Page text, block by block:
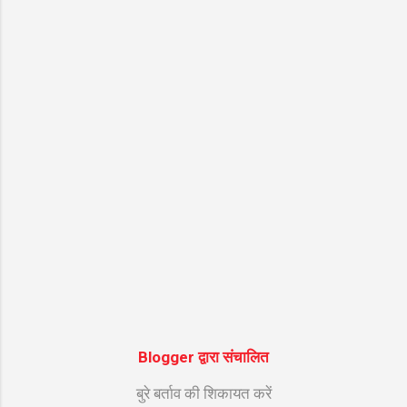
Blogger द्वारा संचालित
बुरे बर्ताव की शिकायत करें